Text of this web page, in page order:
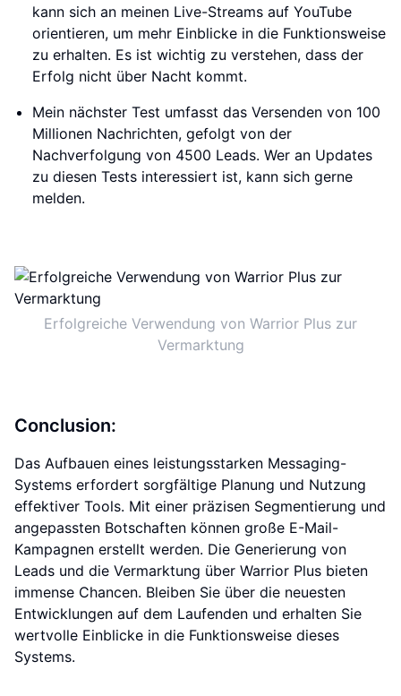
kann sich an meinen Live-Streams auf YouTube
orientieren, um mehr Einblicke in die Funktionsweise
zu erhalten. Es ist wichtig zu verstehen, dass der
Erfolg nicht über Nacht kommt.
Mein nächster Test umfasst das Versenden von 100
Millionen Nachrichten, gefolgt von der
Nachverfolgung von 4500 Leads. Wer an Updates
zu diesen Tests interessiert ist, kann sich gerne
melden.
Erfolgreiche Verwendung von Warrior Plus zur
Vermarktung
Conclusion:
Das Aufbauen eines leistungsstarken Messaging-
Systems erfordert sorgfältige Planung und Nutzung
effektiver Tools. Mit einer präzisen Segmentierung und
angepassten Botschaften können große E-Mail-
Kampagnen erstellt werden. Die Generierung von
Leads und die Vermarktung über Warrior Plus bieten
immense Chancen. Bleiben Sie über die neuesten
Entwicklungen auf dem Laufenden und erhalten Sie
wertvolle Einblicke in die Funktionsweise dieses
Systems.